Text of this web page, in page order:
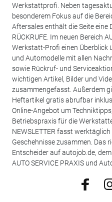
Werkstattprofi. Neben
besonderem Fokus auf die
Aftersales enthält die Seite eine
RÜCKRUFE. Im neuen Bereich
Werkstatt-Profi einen Überblick
und Automodelle mit allen
sowie Rückruf- und
wichtigen Artikel, Bilder und
zusammengefasst. Außerdem
Heftartikel gratis abrufbar
Online-Angebot um
Betriebspraxis für die
NEWSLETTER fasst
Geschehnisse zusammen. Das
Entscheider auf autojob.de,
AUTO SERVICE PRAXIS und